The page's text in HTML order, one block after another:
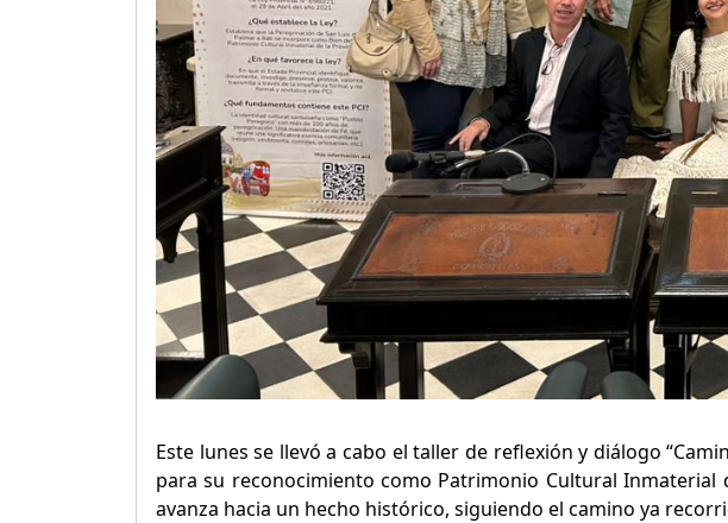
Este lunes se llevó a cabo el taller de reflexión y diálogo
para su reconocimiento como Patrimonio Cultural Inmaterial
avanza hacia un hecho histórico, siguiendo el camino ya